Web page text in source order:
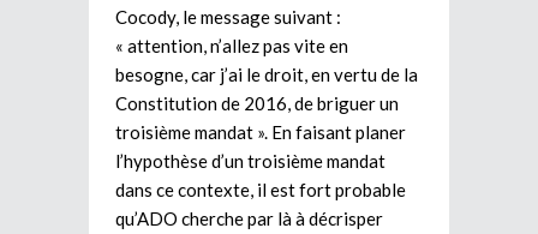
Cocody, le message suivant :
« attention, n’allez pas vite en
besogne, car j’ai le droit, en vertu de la
Constitution de 2016, de briguer un
troisième mandat ». En faisant planer
l’hypothèse d’un troisième mandat
dans ce contexte, il est fort probable
qu’ADO cherche par là à décrisper